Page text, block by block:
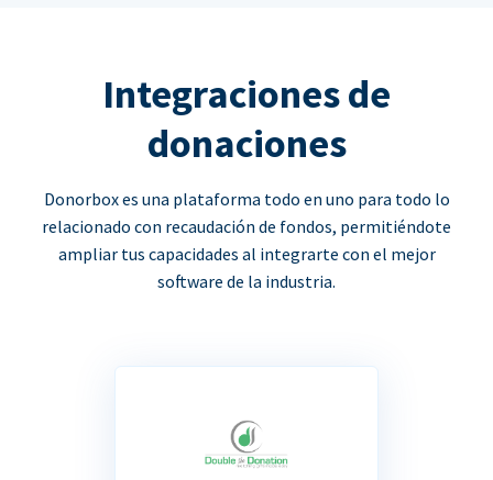
Integraciones de
donaciones
Donorbox es una plataforma todo en uno para todo lo
relacionado con recaudación de fondos, permitiéndote
ampliar tus capacidades al integrarte con el mejor
software de la industria.